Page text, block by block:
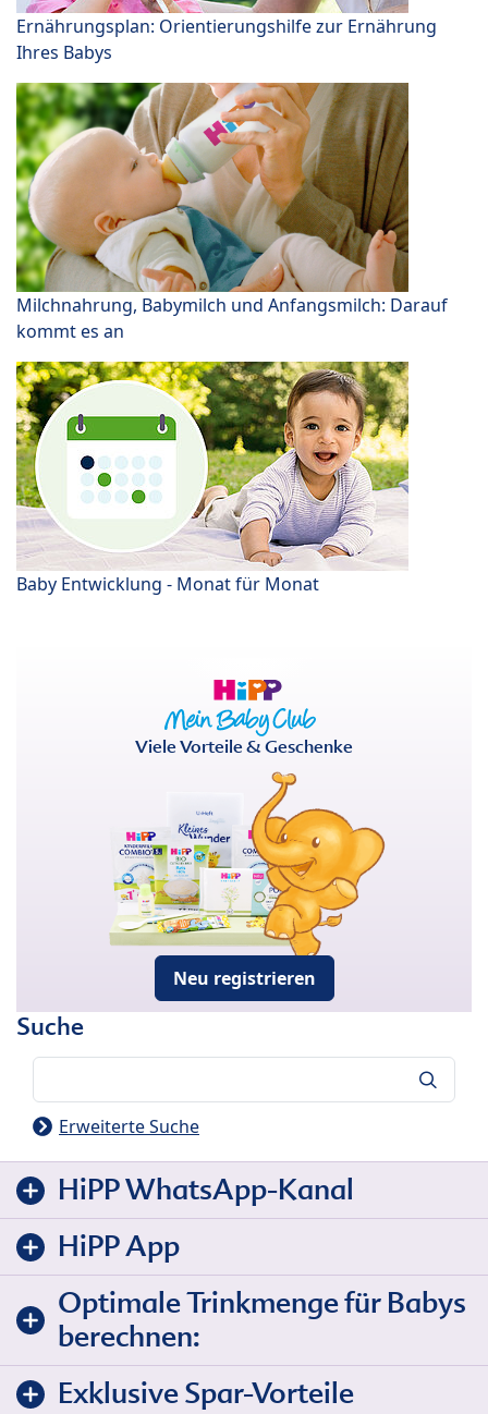
Ernährungsplan: Orientierungshilfe zur Ernährung
Ihres Babys
Milchnahrung, Babymilch und Anfangsmilch: Darauf
kommt es an
Baby Entwicklung - Monat für Monat
Viele Vorteile & Geschenke
Neu registrieren
Suche
Erweiterte Suche
HiPP WhatsApp-Kanal
HiPP App
Optimale Trinkmenge für Babys
berechnen:
Exklusive Spar-Vorteile